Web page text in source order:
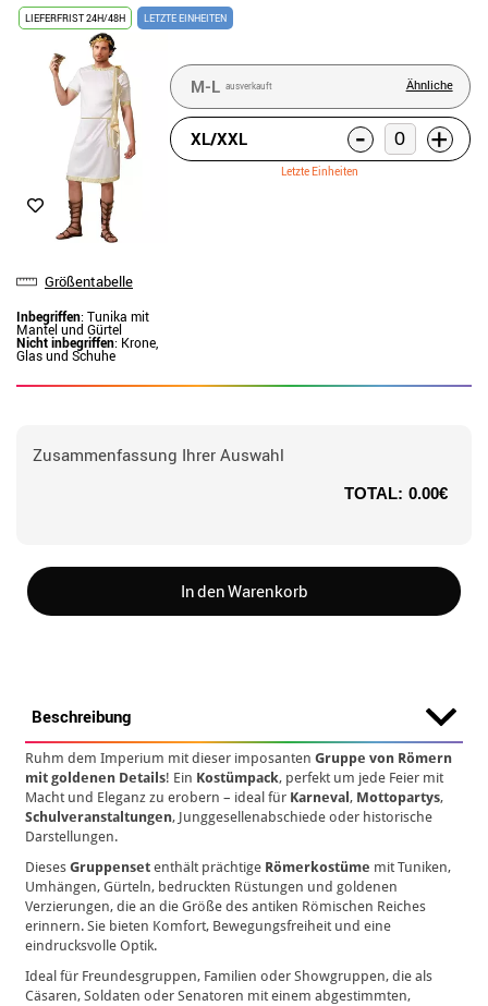
LIEFERFRIST 24H/48H LETZTE EINHEITEN
Größentabelle
Inbegriffen: Tunika mit
Mantel und Gürtel
Nicht inbegriffen: Krone,
Glas und Schuhe
M-L ausverkauft Ähnliche
XL/XXL - +
Letzte Einheiten
Zusammenfassung Ihrer Auswahl
TOTAL: 0.00€
In den Warenkorb
Beschreibung
Ruhm dem Imperium mit dieser imposantenGruppe von Römern
mit goldenen Details! Ein Kostümpack, perfekt um jede Feier mit
Macht und Eleganz zu erobern – ideal für Karneval, Mottopartys,
Schulveranstaltungen, Junggesellenabschiede oder historische
Darstellungen.
DiesesGruppenset enthält prächtige Römerkostüme mit Tuniken,
Umhängen, Gürteln, bedruckten Rüstungen und goldenen
Verzierungen, die an die Größe des antiken Römischen Reiches
erinnern. Sie bieten Komfort, Bewegungsfreiheit und eine
eindrucksvolle Optik.
Ideal für Freundesgruppen, Familien oder Showgruppen, die als
Cäsaren, Soldaten oder Senatoren mit einem abgestimmten,